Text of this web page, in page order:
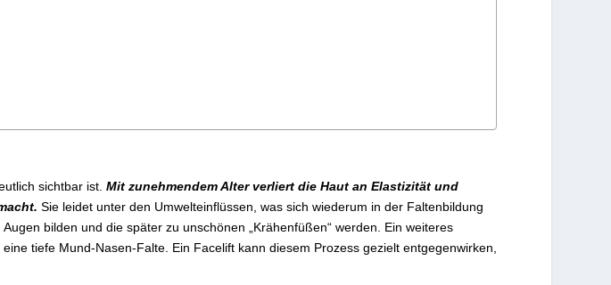
sichtbar ist.Mit zunehmendem Alter verliert die Haut an Elastizität und
Sie leidet unter den Umwelteinflüssen, was sich wiederum in der Faltenbildung
bilden und die später zu unschönen „Krähenfüßen“ werden. Ein weiteres
tiefe Mund-Nasen-Falte. Ein Facelift kann diesem Prozess gezielt entgegenwirken,